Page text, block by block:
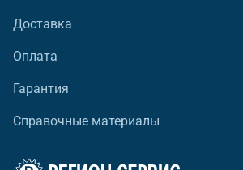
Доставка
Оплата
Гарантия
Справочные материалы